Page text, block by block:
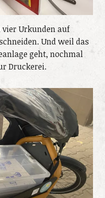
Urkunden auf
Und weil das
geht, nochmal
Druckerei.